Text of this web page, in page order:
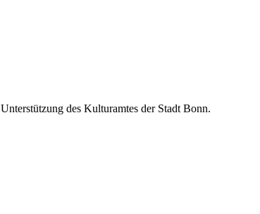
des Kulturamtes der Stadt Bonn.